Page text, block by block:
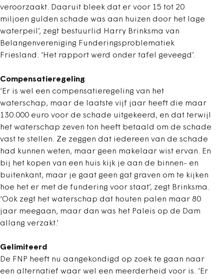
veroorzaakt. Daaruit bleek dat er voor 15 tot 20
miljoen gulden schade was aan huizen door het lage
waterpeil’, zegt bestuurlid Harry Brinksma van
Belangenvereniging Funderingsproblematiek
Friesland. ‘Het rapport werd onder tafel geveegd’.
Compensatieregeling
‘Er is wel een compensatieregeling van het
waterschap, maar de laatste vijf jaar heeft die maar
130.000 euro voor de schade uitgekeerd, en dat terwijl
het waterschap zeven ton heeft betaald om de schade
vast te stellen. Ze zeggen dat iedereen van de schade
had kunnen weten, maar geen makelaar wist ervan. En
bij het kopen van een huis kijk je aan de binnen- en
buitenkant, maar je gaat geen gat graven om te kijken
hoe het er met de fundering voor staat’, zegt Brinksma.
‘Ook zegt het waterschap dat houten palen maar 80
jaar meegaan, maar dan was het Paleis op de Dam
allang verzakt.’
Gelimiteerd
De FNP heeft nu aangekondigd op zoek te gaan naar
een alternatief waar wel een meerderheid voor is. ‘Er